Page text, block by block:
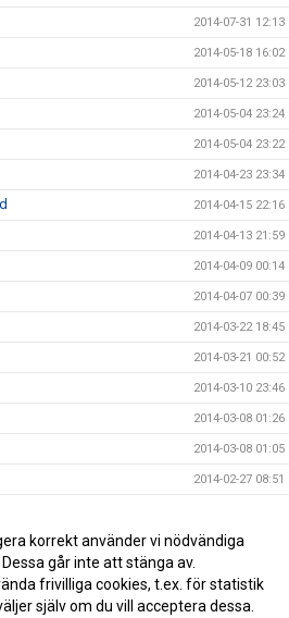
2014-07-31 12:13
2014-05-18 16:02
2014-05-12 23:03
2014-05-04 23:24
2014-05-04 23:22
2014-04-23 23:34
2014-04-15 22:16
2014-04-13 21:59
2014-04-09 00:14
2014-04-07 00:39
2014-03-22 18:45
2014-03-21 00:52
2014-03-10 23:46
2014-03-08 01:26
2014-03-08 01:05
2014-02-27 08:51
2014-02-05 21:01
2013-12-05 21:17
korrekt använder vi nödvändiga
går inte att stänga av.
frivilliga cookies, t.ex. för statistik
själv om du vill acceptera dessa.